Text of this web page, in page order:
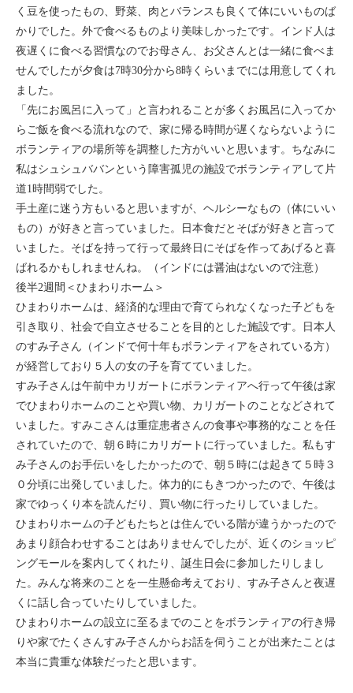
く豆を使ったもの、野菜、肉とバランスも良くて体にいいものば
かりでした。外で食べるものより美味しかったです。インド人は
夜遅くに食べる習慣なのでお母さん、お父さんとは一緒に食べま
せんでしたが夕食は7時30分から8時くらいまでには用意してくれ
ました。
「先にお風呂に入って」と言われることが多くお風呂に入ってか
らご飯を食べる流れなので、家に帰る時間が遅くならないように
ボランティアの場所等を調整した方がいいと思います。ちなみに
私はシュシュババンという障害孤児の施設でボランティアして片
道1時間弱でした。
手土産に迷う方もいると思いますが、ヘルシーなもの（体にいい
もの）が好きと言っていました。日本食だとそばが好きと言って
いました。そばを持って行って最終日にそばを作ってあげると喜
ばれるかもしれませんね。（インドには醤油はないので注意）
後半2週間＜ひまわりホーム＞
ひまわりホームは、経済的な理由で育てられなくなった子どもを
引き取り、社会で自立させることを目的とした施設です。日本人
のすみ子さん（インドで何十年もボランティアをされている方）
が経営しており５人の女の子を育てていました。
すみ子さんは午前中カリガートにボランティアへ行って午後は家
でひまわりホームのことや買い物、カリガートのことなどされて
いました。すみこさんは重症患者さんの食事や事務的なことを任
されていたので、朝６時にカリガートに行っていました。私もす
み子さんのお手伝いをしたかったので、朝５時には起きて５時３
０分頃に出発していました。体力的にもきつかったので、午後は
家でゆっくり本を読んだり、買い物に行ったりしていました。
ひまわりホームの子どもたちとは住んでいる階が違うかったので
あまり顔合わせすることはありませんでしたが、近くのショッピ
ングモールを案内してくれたり、誕生日会に参加したりしまし
た。みんな将来のことを一生懸命考えており、すみ子さんと夜遅
くに話し合っていたりしていました。
ひまわりホームの設立に至るまでのことをボランティアの行き帰
りや家でたくさんすみ子さんからお話を伺うことが出来たことは
本当に貴重な体験だったと思います。